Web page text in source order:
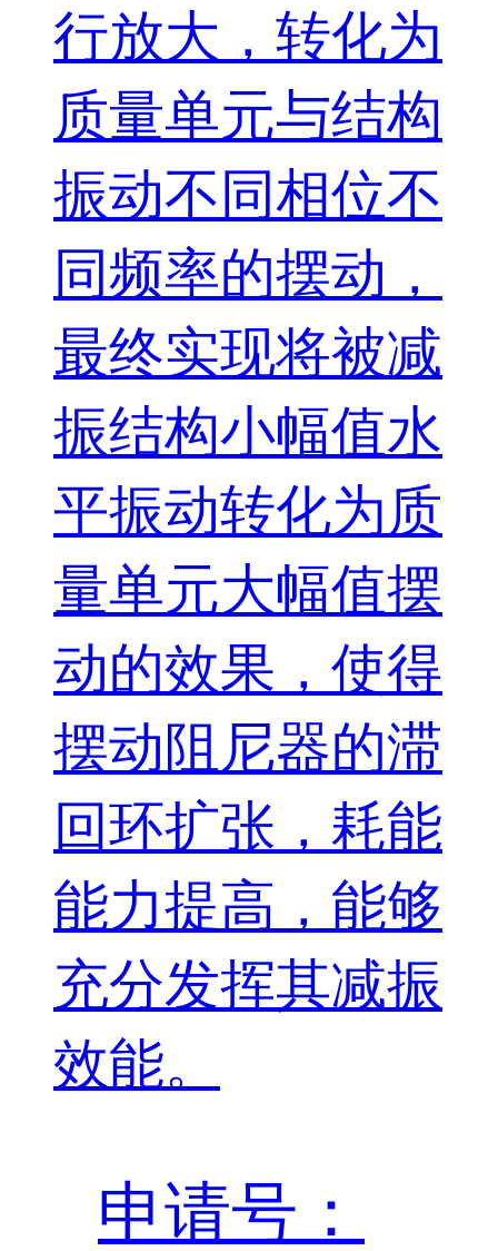
行放大，转化为
质量单元与结构
振动不同相位不
同频率的摆动，
最终实现将被减
振结构小幅值水
平振动转化为质
量单元大幅值摆
动的效果，使得
摆动阻尼器的滞
回环扩张，耗能
能力提高，能够
充分发挥其减振
效能。
申请号：